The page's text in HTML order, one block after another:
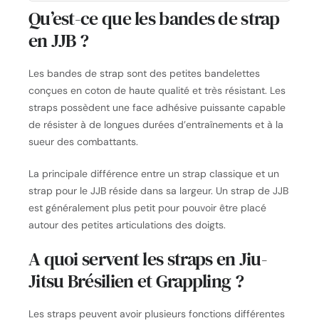
Qu’est-ce que les bandes de strap
en JJB ?
Les bandes de strap sont des petites bandelettes
conçues en coton de haute qualité et très résistant. Les
straps possèdent une face adhésive puissante capable
de résister à de longues durées d’entraînements et à la
sueur des combattants.
La principale différence entre un strap classique et un
strap pour le JJB réside dans sa largeur. Un strap de JJB
est généralement plus petit pour pouvoir être placé
autour des petites articulations des doigts.
A quoi servent les straps en Jiu-
Jitsu Brésilien et Grappling ?
Les straps peuvent avoir plusieurs fonctions différentes